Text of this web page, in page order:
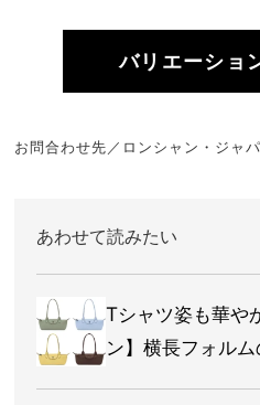
バリエーショ
お問合わせ先／ロンシャン・ジ
あわせて読みたい
Tシャツ姿も華や
ン】横長フォル